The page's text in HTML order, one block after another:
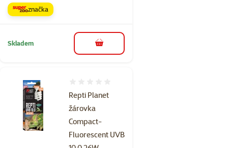
značka
Skladem do košíku
Repti Planet
žárovka
Compact-
Fluorescent UVB